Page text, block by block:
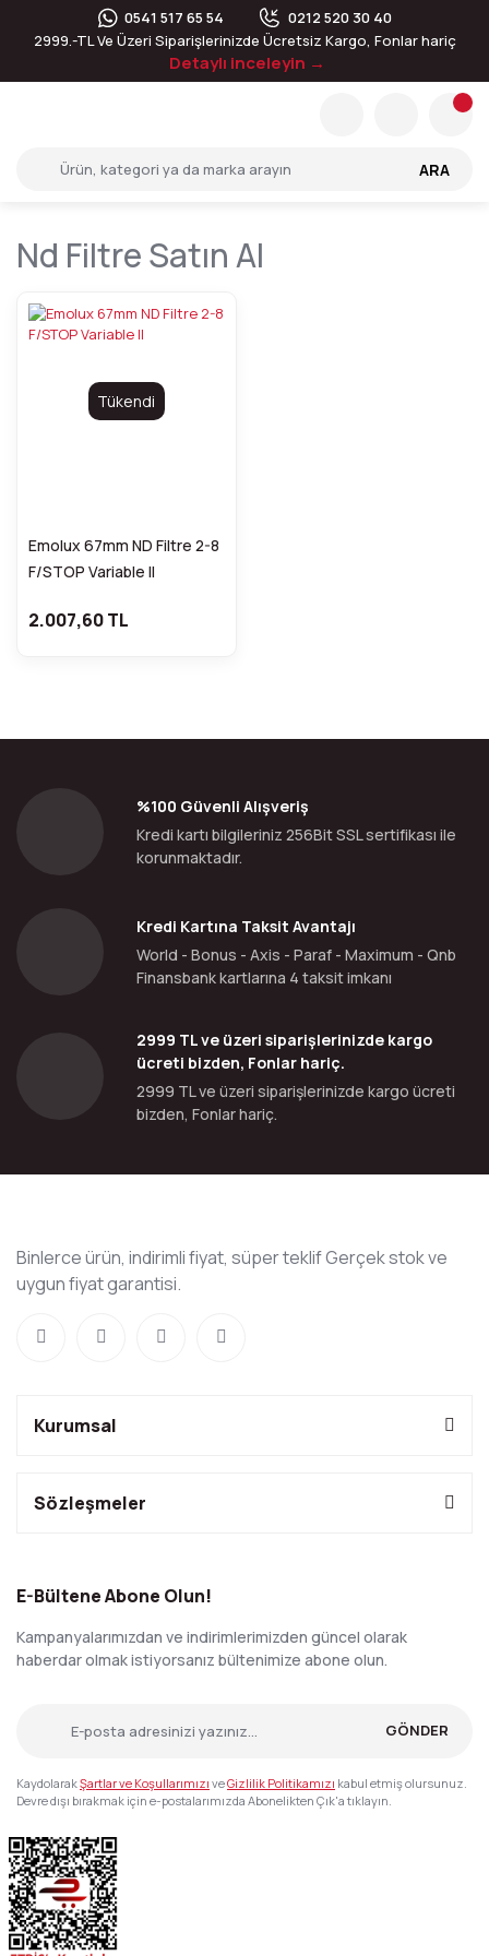
0541 517 65 54
0212 520 30 40
2999.-TL Ve Üzeri Siparişlerinizde Ücretsiz Kargo, Fonlar hariç
Detaylı inceleyin →
ARA
Nd Filtre Satın Al
Tükendi
Emolux 67mm ND Filtre 2-8
F/STOP Variable II
2.007,60 TL
%100 Güvenli Alışveriş
Kredi kartı bilgileriniz 256Bit SSL sertifikası ile
korunmaktadır.
Kredi Kartına Taksit Avantajı
World - Bonus - Axis - Paraf - Maximum - Qnb
Finansbank kartlarına 4 taksit imkanı
2999 TL ve üzeri siparişlerinizde kargo
ücreti bizden, Fonlar hariç.
2999 TL ve üzeri siparişlerinizde kargo ücreti
bizden, Fonlar hariç.
Binlerce ürün, indirimli fiyat, süper teklif Gerçek stok ve
uygun fiyat garantisi.
Kurumsal
Sözleşmeler
E-Bültene Abone Olun!
Kampanyalarımızdan ve indirimlerimizden güncel olarak
haberdar olmak istiyorsanız bültenimize abone olun.
GÖNDER
KaydolarakŞartlar ve Koşullarımızı veGizlilik Politikamızı kabul etmiş olursunuz.
Devre dışı bırakmak için e-postalarımızda Abonelikten Çık'a tıklayın.